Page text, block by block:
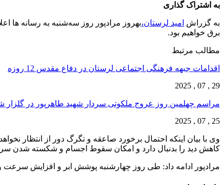
به اشتراک گذاری
به گزراش امید لرستان،بهروز مرادپور روز سه‌شنبه به رسانه ها
برق خواهیم بود.
مطالب مرتبط
اقدامات جبهه فرهنگی اجتماعی لرستان در دفاع مقدس 12 روزه
29 , 07 , 2025
مراسم چهلمین روز عروج ملکوتی سردار شهید طاهرپور در
25 , 07 , 2025
وی با بیان اینکه احتمال برخورد صاعقه و تگرگ دور از انتظار
کاهش دید را بدنبال دارد و امکان سقوط اجسام و شکسته شدن
مرادپور ادامه داد: طی روز چهارشنبه پوشش ابر و افزایش سرعت